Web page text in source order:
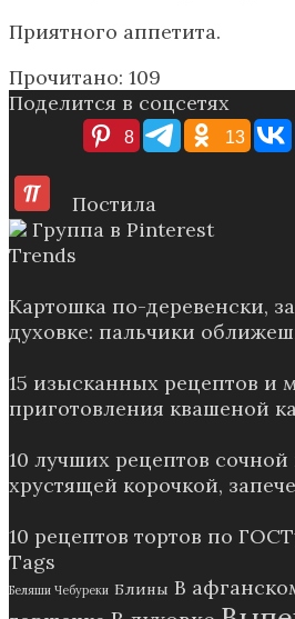
Приятного аппетита.
Прочитано: 109
Поделится в соцсетях
8 13
Постила
Группа в Pinterest
Trends
Картошка по-деревенски,
духовке: пальчики
15 изысканных рецептов и
приготовления квашеной
10 лучших рецептов
хрустящей корочкой,
10 рецептов тортов по
Tags
Беляши Чебуреки Блины В